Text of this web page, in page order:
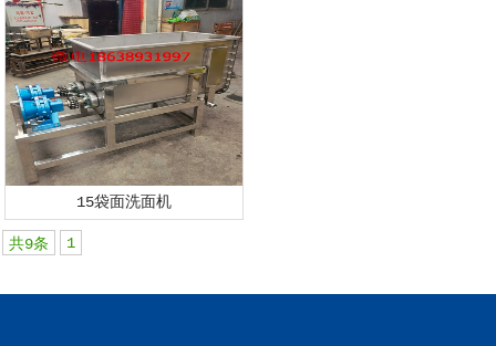
15袋面洗面机
共9条 1